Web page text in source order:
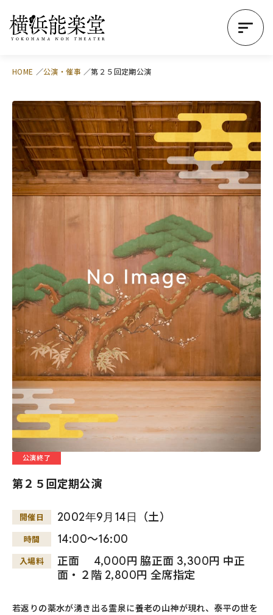
HOME 公演・催事 第２５回定期公演
公演終了
第２５回定期公演
開催日 2002年9月 14日 （土）
時間 14:00～16:00
入場料
正面 4,000円 脇正面 3,300円 中正
面・２階 2,800円 全席指定
若返りの薬水が湧き出る霊泉に養老の山神が現れ、泰平の世を